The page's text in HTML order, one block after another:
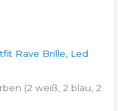
Rave Brille, Led
(2 weiß, 2 blau, 2